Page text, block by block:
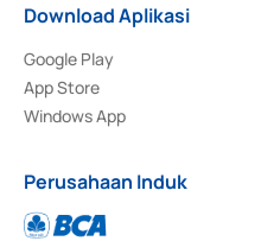
Download Aplikasi
Google Play
App Store
Windows App
Perusahaan Induk